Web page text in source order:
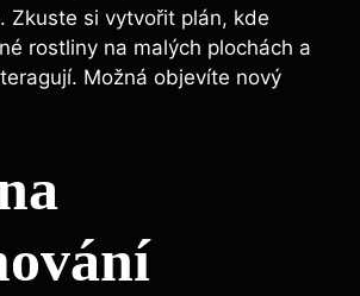
Zkuste si vytvořit plán, kde
rostliny na malých plochách a
Možná objevíte nový